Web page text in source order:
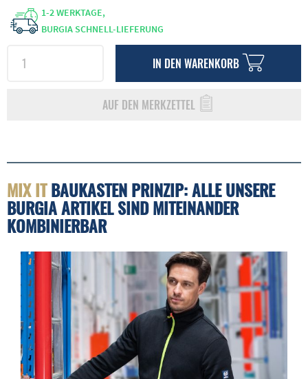
1-2 WERKTAGE,
BURGIA SCHNELL-LIEFERUNG
IN DEN WARENKORB
AUF DEN MERKZETTEL
MIX ITBAUKASTEN PRINZIP: ALLE UNSERE
BURGIA ARTIKEL SIND MITEINANDER
KOMBINIERBAR